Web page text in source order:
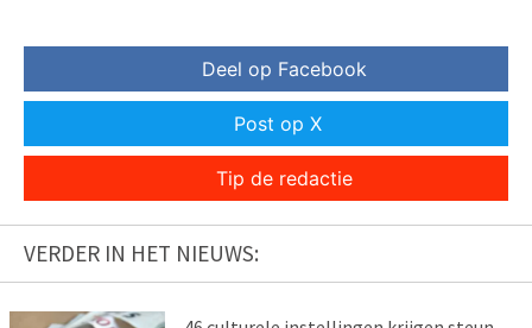
Deel op Facebook
Post op X
Tip de redactie
VERDER IN HET NIEUWS: